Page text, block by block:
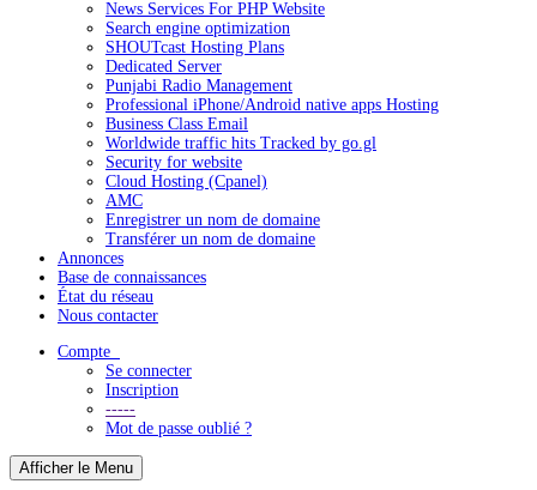
News Services For PHP Website
Search engine optimization
SHOUTcast Hosting Plans
Dedicated Server
Punjabi Radio Management
Professional iPhone/Android native apps Hosting
Business Class Email
Worldwide traffic hits Tracked by go.gl
Security for website
Cloud Hosting (Cpanel)
AMC
Enregistrer un nom de domaine
Transférer un nom de domaine
Annonces
Base de connaissances
État du réseau
Nous contacter
Compte
Se connecter
Inscription
-----
Mot de passe oublié ?
Afficher le Menu